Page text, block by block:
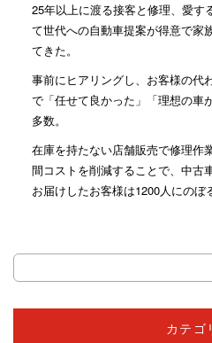
25年以上に渡る接客と修理、愛す
て世代への自動車提案が得意で家
てきた。
事前にヒアリングし、お客様の代
で「任せて良かった」「理想の車
多数。
在庫を持たない店舗販売で修理作
間コストを削減することで、中古
お届けしたお客様は1200人にのぼ
カテゴ